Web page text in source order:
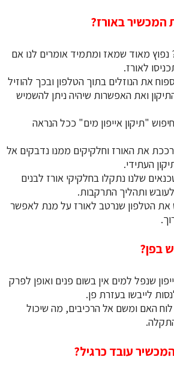
באורז?
מאוד שמאז ומתמיד אומרים לנו אם
לאורז.
את הנוזלים בתוך הטלפון ובכך להוזיל
ואת האפשרות שיהיה ניתן להשמיש
"תיקון אייפון מים" ככל הנראה
את האורז וחלקיקים ממנו נדבקים אל
העתידי.
שלנו נתקלו בחלקיקי אורז לבנים
ותהליך התרקבות.
את הטלפון שנרטב לאורז על מנת לאפשר
בפן?
שנפל למים אין בשום פנים ואופן לפרק
לייבשו בעזרת פן.
האם ומשם אל הרכיבים, מה שיכול
התקלה.
עובד כרגיל?